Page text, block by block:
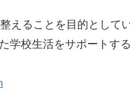
えることを目的とし
校生活をサポートす